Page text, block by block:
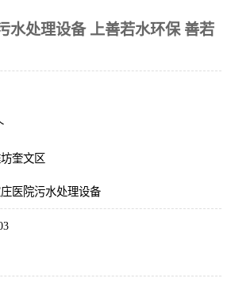
水处理设备 上善若水环保 善若
奎文区
医院污水处理设备